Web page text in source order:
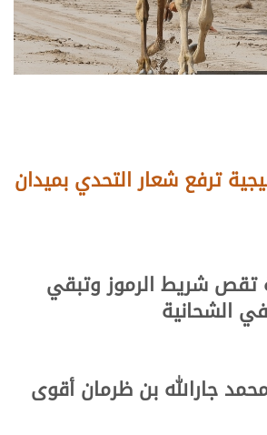
ترفع شعار التحدي بميدان
تقص شريط الرموز وتبقي
الشحانية
جارالله بن ظرمان أقوى